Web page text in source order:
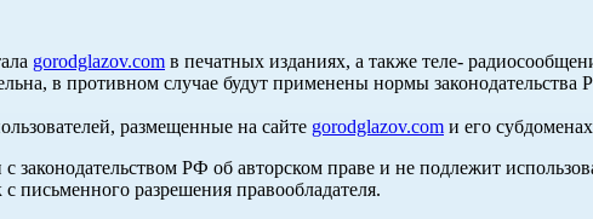
gorodglazov.com в печатных изданиях, а также теле-
в противном случае будут применены нормы
размещенные на сайте gorodglazov.com и его
законодательством РФ об авторском праве и не подлежит
письменного разрешения правообладателя.